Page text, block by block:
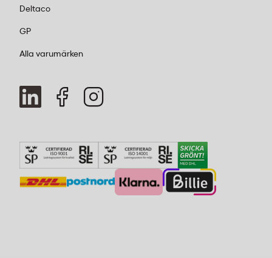
Deltaco
GP
Alla varumärken